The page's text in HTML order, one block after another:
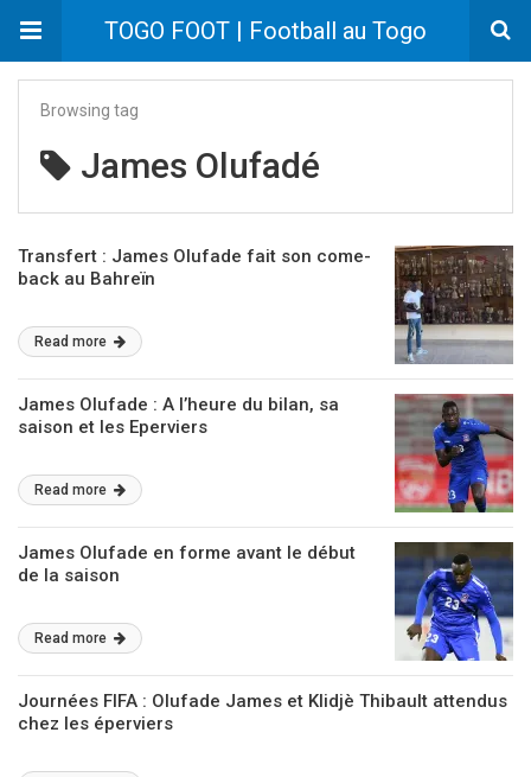
TOGO FOOT | Football au Togo
Browsing tag
James Olufadé
Transfert : James Olufade fait son come-
back au Bahreïn
Read more
James Olufade : A l’heure du bilan, sa
saison et les Eperviers
Read more
James Olufade en forme avant le début
de la saison
Read more
Journées FIFA : Olufade James et Klidjè Thibault attendus
chez les éperviers